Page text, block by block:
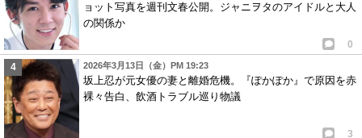
ョット写真を週刊文春公開。ジャニヲタのアイドルと大人
の関係か
0
2026年3月13日（金）PM 19:23
坂上忍が元女優の妻と離婚危機。『ぽかぽか』で原因を赤
裸々告白、飲酒トラブル巡り物議
3